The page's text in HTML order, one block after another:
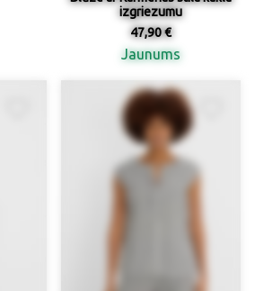
izgriezumu
47,90 €
Jaunums